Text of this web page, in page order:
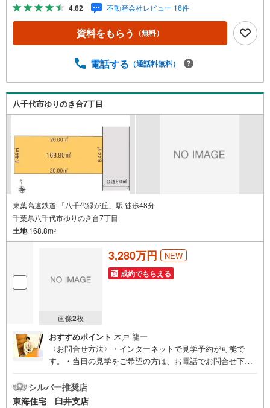
高度な医療機関が近くにあるため、万が一の際も安心♪
「八千代市総合運動公園」や「京成バラ園」があり、休日
にご家族と過ごせるスポットが充実♪◆周辺環境◆八千代
歩15分みつわなかよし保育園 徒歩10分ヤオコー八千代大
落ち着いた住宅街と便利なロードサイド店舗が共存し生活
バランスの良く、ファミリー層に根強い人気があるエリア
です♪都心へのアクセスも良く大型商業施設や近隣店舗や
4.62 不動産会社レビュー 16件
資料をもらう （無料）
電話する （通話料無料）
八千代市ゆりのき台7丁目
東葉高速鉄道 「八千代緑が丘」駅 徒歩48分
千葉県八千代市ゆりのき台7丁目
土地168.8m2
画像2枚
3,280万円 NEW
成約でもらえる
おすすめポイント 木戸 龍一
〈お問合せ方法〉・インターネットで見学予約が可能で
す。・当日の見学をご希望の方は、お電話でお問合せ下さ
〈スタッフ・店舗〉・女性のスタッフもおります。・キッ
ズスペース完備！DVDや絵本などをご用意しております。
シルバー推奨店
東海住宅 臼井支店